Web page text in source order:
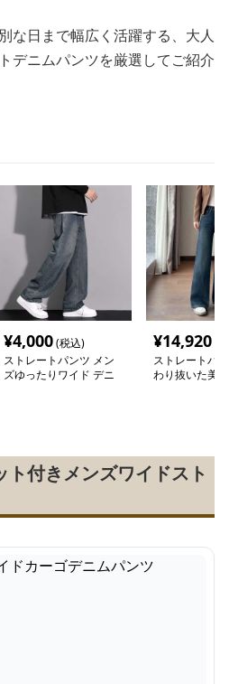
な日まで幅広く活躍する、大人
デニムパンツを厳選してご紹介
¥4,000(税込)
ストレートパンツ メン
ズゆったりワイド デニ
¥14,920
ストレートパ
わり抜いた美
付きメンズワイドスト